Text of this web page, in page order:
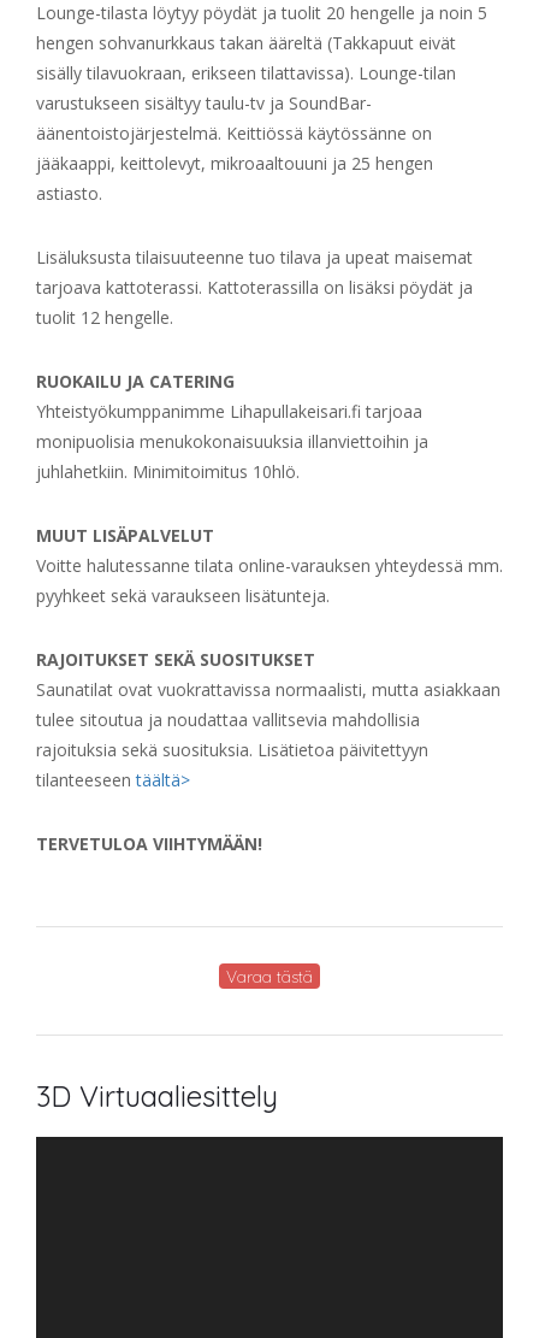
Lounge-tilasta löytyy pöydät ja tuolit 20 hengelle ja noin 5
hengen sohvanurkkaus takan ääreltä (Takkapuut eivät
sisälly tilavuokraan, erikseen tilattavissa). Lounge-tilan
varustukseen sisältyy taulu-tv ja SoundBar-
äänentoistojärjestelmä. Keittiössä käytössänne on
jääkaappi, keittolevyt, mikroaaltouuni ja 25 hengen
astiasto.
Lisäluksusta tilaisuuteenne tuo tilava ja upeat maisemat
tarjoava kattoterassi. Kattoterassilla on lisäksi pöydät ja
tuolit 12 hengelle.
RUOKAILU JA CATERING
Yhteistyökumppanimme Lihapullakeisari.fi tarjoaa
monipuolisia menukokonaisuuksia illanviettoihin ja
juhlahetkiin. Minimitoimitus 10hlö.
MUUT LISÄPALVELUT
Voitte halutessanne tilata online-varauksen yhteydessä mm.
pyyhkeet sekä varaukseen lisätunteja.
RAJOITUKSET SEKÄ SUOSITUKSET
Saunatilat ovat vuokrattavissa normaalisti, mutta asiakkaan
tulee sitoutua ja noudattaa vallitsevia mahdollisia
rajoituksia sekä suosituksia. Lisätietoa päivitettyyn
tilanteeseentäältä>
TERVETULOA VIIHTYMÄÄN!
Varaa tästä
3D Virtuaaliesittely